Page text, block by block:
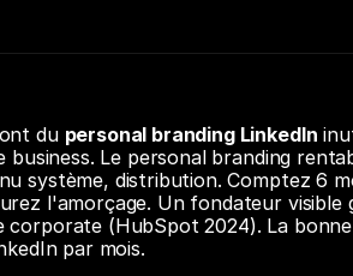
du personal branding LinkedIn
Le personal branding
système, distribution. Comptez 6
l'amorçage. Un fondateur visible
corporate (HubSpot 2024). La
par mois.